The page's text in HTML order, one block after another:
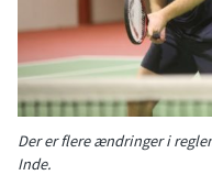
Der er flere ændringer i
Inde.